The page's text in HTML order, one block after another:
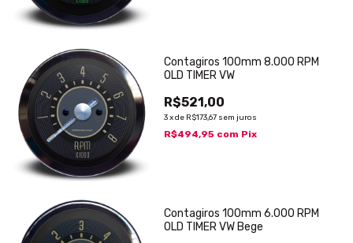
Contagiros 100mm 8.000 RPM
OLD TIMER VW
R$521,00
3xde R$173,67 sem juros
R$494,95 com Pix
Contagiros 100mm 6.000 RPM
OLD TIMER VW Bege